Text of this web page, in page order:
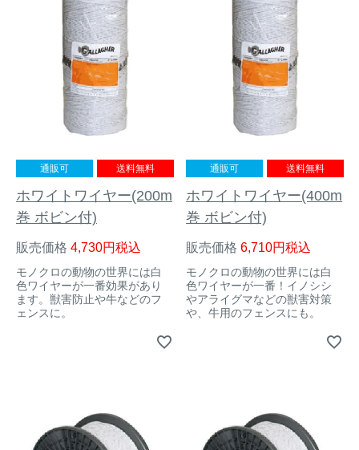
通販可 送料無料
ホワイトワイヤー(200m
巻 ボビン付)
販売価格 4,730 税込
モノクロの動物の世界には白
色ワイヤーが一番効果があり
ます。獣害防止や牛などのフ
ェンスに。
通販可 送料無料
ホワイトワイヤー(400m
巻 ボビン付)
販売価格 6,710 税込
モノクロの動物の世界には白
色ワイヤーが一番！イノシシ
やアライグマなどの獣害対策
や、牛用のフェンスにも。
シカ対策
アライグマ対策
クマ対策
タヌキ対策
タイワンリス対策
イタチ・テン・
マングース対策
ネズミ・モグラ対策
ブラックバス・
ブルーギル対策